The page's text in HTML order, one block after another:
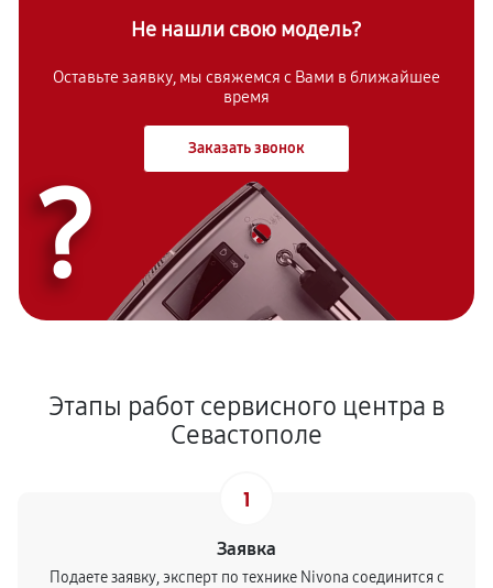
Не нашли свою модель?
Оставьте заявку, мы свяжемся с Вами в ближайшее
время
Заказать звонок
?
Этапы работ сервисного центра в
Севастополе
1
Заявка
Подаете заявку, эксперт по технике Nivona соединится с